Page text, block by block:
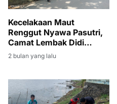
Kecelakaan Maut
Renggut Nyawa Pasutri,
Camat Lembak Didi
Haryanto Turut Berduka
dan Melayat
2 bulan yang lalu